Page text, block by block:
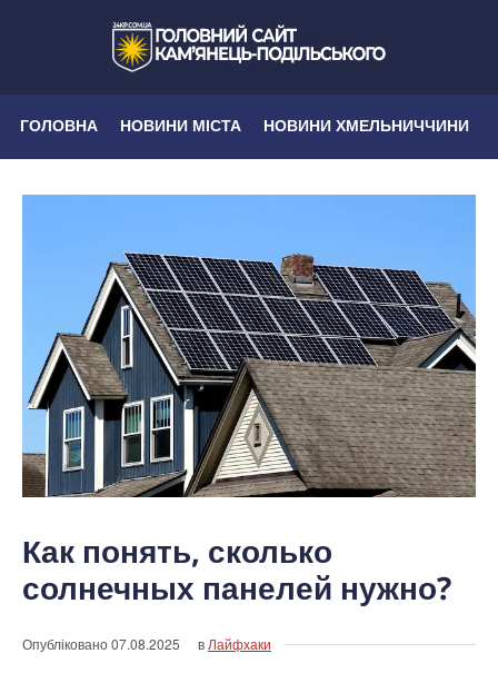
ГОЛОВНА НОВИНИ МІСТА НОВИНИ ХМЕЛЬНИЧЧИНИ
Как понять, сколько
солнечных панелей нужно?
Опубліковано07.08.2025 в Лайфхаки